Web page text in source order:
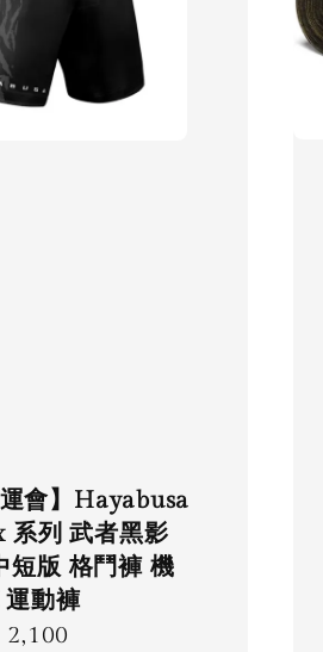
運會】Hayabusa
系列 武者黑影
短版 格鬥褲 機
運動褲